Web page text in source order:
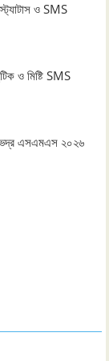
স্ট্যাটাস ও SMS
ও মিষ্টি SMS
ভদ্র এসএমএস ২০২৬